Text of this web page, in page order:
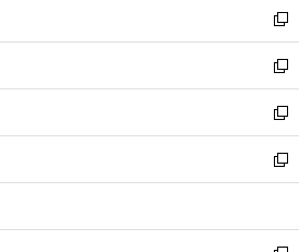
く
で
開
く
ド
ウ
で
開
く
ィ
ン
ド
ウ
で
開
く
い
ウ
ィ
ン
ド
ウ
で
開
新
し
い
ウ
ィ
ン
ド
ウ
開
新
し
い
ウ
ィ
ン
ウ
新
し
い
ウ
ン
新
し
ウ